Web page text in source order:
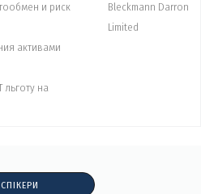
и риск
активами
льготу на
Bleckmann Darron
Limited
СПІКЕРИ